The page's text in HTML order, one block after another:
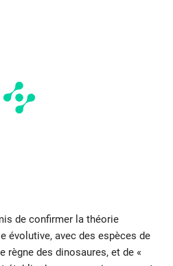
de confirmer la théorie
évolutive, avec des espèces de
règne des dinosaures, et de «